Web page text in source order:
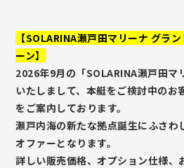
【SOLARINA瀬戸田マリーナ グラ
ーン】
2026年9月の「SOLARINA瀬戸田マ
いたしまして、本艇をご検討中のお
をご案内しております。
瀬戸内海の新たな拠点誕生にふさわ
オファーとなります。
詳しい販売価格、オプション仕様、